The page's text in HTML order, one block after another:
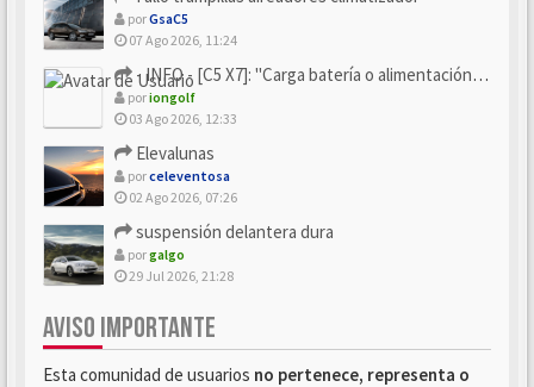
porGsaC5
07 Ago 2026, 11:24
- INFO - [C5 X7]: "Carga batería o alimentación eléctri...
poriongolf
03 Ago 2026, 12:33
Elevalunas
porceleventosa
02 Ago 2026, 07:26
suspensión delantera dura
porgalgo
29 Jul 2026, 21:28
AVISO IMPORTANTE
Esta comunidad de usuarios no pertenece, representa o